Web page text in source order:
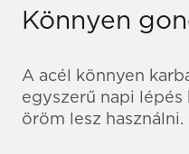
Könnyen
A acél könnyen
egyszerű napi
öröm lesz használni.